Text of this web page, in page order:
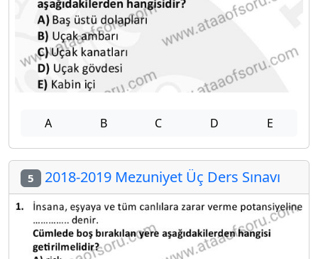
A B C D E
5 2018-2019 Mezuniyet Üç Ders Sınavı